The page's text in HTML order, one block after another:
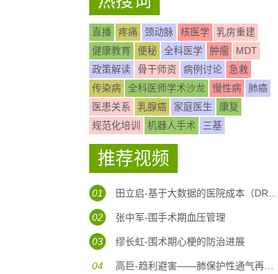
直播 疼痛 颈动脉 核医学
乳房重建
健康教育
便秘 全科医学 肿瘤
MDT
政策解读
骨干师资 病例讨论
急救
传染病
全科医师学术沙龙 慢性病
肺癌
医患关系
乳腺癌 家庭医生
康复
规范化培训
机器人手术 三基
推荐视频
01 田立启-基于大数据的医院成本（DRG DIP)核算体系构建
02 张中军-围手术期血压管理
03 缪长虹-围术期心梗的防治进展
04 高巨-趋利避害——肺保护性通气再认识